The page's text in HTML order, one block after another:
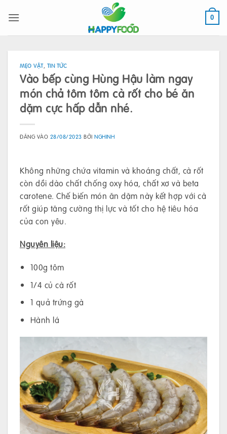
qua
0
MẸO VẶT, TIN TỨC
Vào bếp cùng Hùng Hậu làm ngay
món chả tôm tôm cà rốt cho bé ăn
dặm cực hấp dẫn nhé.
ĐĂNG VÀO 28/08/2023 BỞINGHINH
Không những chứa vitamin và khoáng chất, cà rốt
còn dồi dào chất chống oxy hóa, chất xơ và beta
carotene. Chế biến món ăn dặm này kết hợp với cà
rốt giúp tăng cường thị lực và tốt cho hệ tiêu hóa
của con yêu.
Nguyên liệu:
100g tôm
1/4 củ cà rốt
1 quả trứng gà
Hành lá